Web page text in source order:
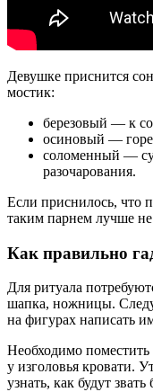
Девушке приснится
мостик:
березовый — к
осиновый —
соломенный —
разочарования.
Если приснилось, что
таким парнем лучше не
Как правильно
Для ритуала
шапка, ножницы.
на фигурах написать
Необходимо поместить
у изголовья кровати.
узнать, как будут